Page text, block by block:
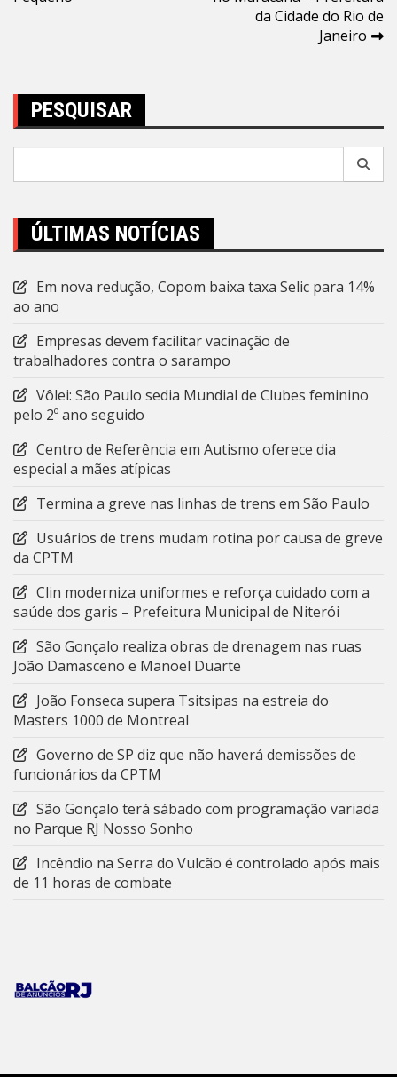
da Cidade do Rio de
Janeiro
PESQUISAR
ÚLTIMAS NOTÍCIAS
Em nova redução, Copom baixa taxa Selic para 14%
ao ano
Empresas devem facilitar vacinação de
trabalhadores contra o sarampo
Vôlei: São Paulo sedia Mundial de Clubes feminino
pelo 2º ano seguido
Centro de Referência em Autismo oferece dia
especial a mães atípicas
Termina a greve nas linhas de trens em São Paulo
Usuários de trens mudam rotina por causa de greve
da CPTM
Clin moderniza uniformes e reforça cuidado com a
saúde dos garis – Prefeitura Municipal de Niterói
São Gonçalo realiza obras de drenagem nas ruas
João Damasceno e Manoel Duarte
João Fonseca supera Tsitsipas na estreia do
Masters 1000 de Montreal
Governo de SP diz que não haverá demissões de
funcionários da CPTM
São Gonçalo terá sábado com programação variada
no Parque RJ Nosso Sonho
Incêndio na Serra do Vulcão é controlado após mais
de 11 horas de combate